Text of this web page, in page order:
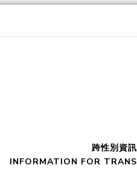
跨性別資訊
INFORMATION FOR TRANS